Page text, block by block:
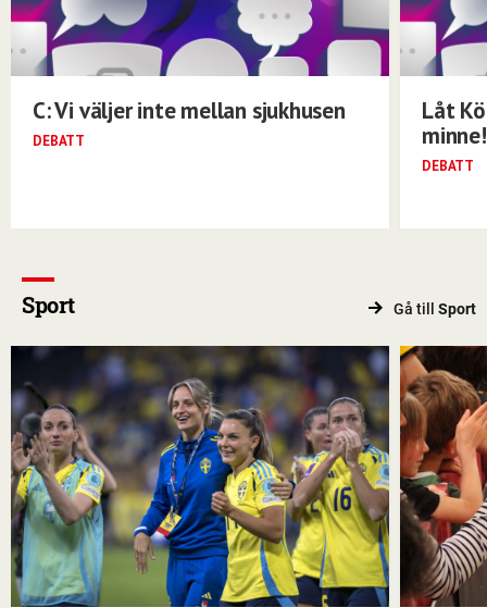
C: Vi väljer inte mellan sjukhusen
DEBATT
Låt
minne!
DEBATT
Sport Gå till Sport